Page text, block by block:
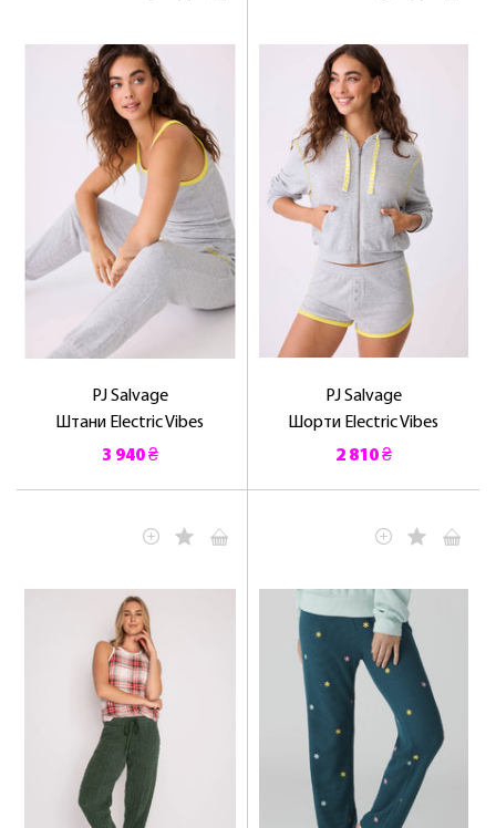
PJ Salvage
Штани Electric Vibes
3 940 ₴
PJ Salvage
Шорти Electric Vibes
2 810 ₴